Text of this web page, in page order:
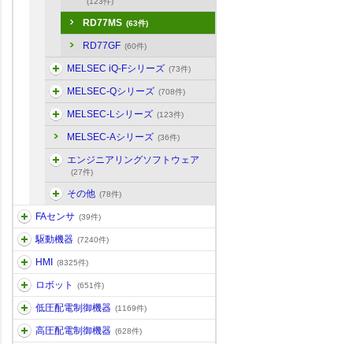
RD77MS (63件)
RD77GF (60件)
MELSEC iQ-Fシリーズ (73件)
MELSEC-Qシリーズ (708件)
MELSEC-Lシリーズ (123件)
MELSEC-Aシリーズ (36件)
エンジニアリングソフトウェア
(27件)
その他 (78件)
FAセンサ (39件)
駆動機器 (7240件)
HMI (8325件)
ロボット (651件)
低圧配電制御機器 (1169件)
高圧配電制御機器 (628件)